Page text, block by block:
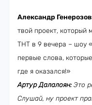
Александр
твой проект, который
ТНТ в 9 вечера – шоу
первые слова,
где я оказался!»
Артур Далалоян:Это
Слушай, ну проект